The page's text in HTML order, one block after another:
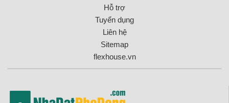
Hỗ trợ
Tuyển dụng
Liên hệ
Sitemap
flexhouse.vn